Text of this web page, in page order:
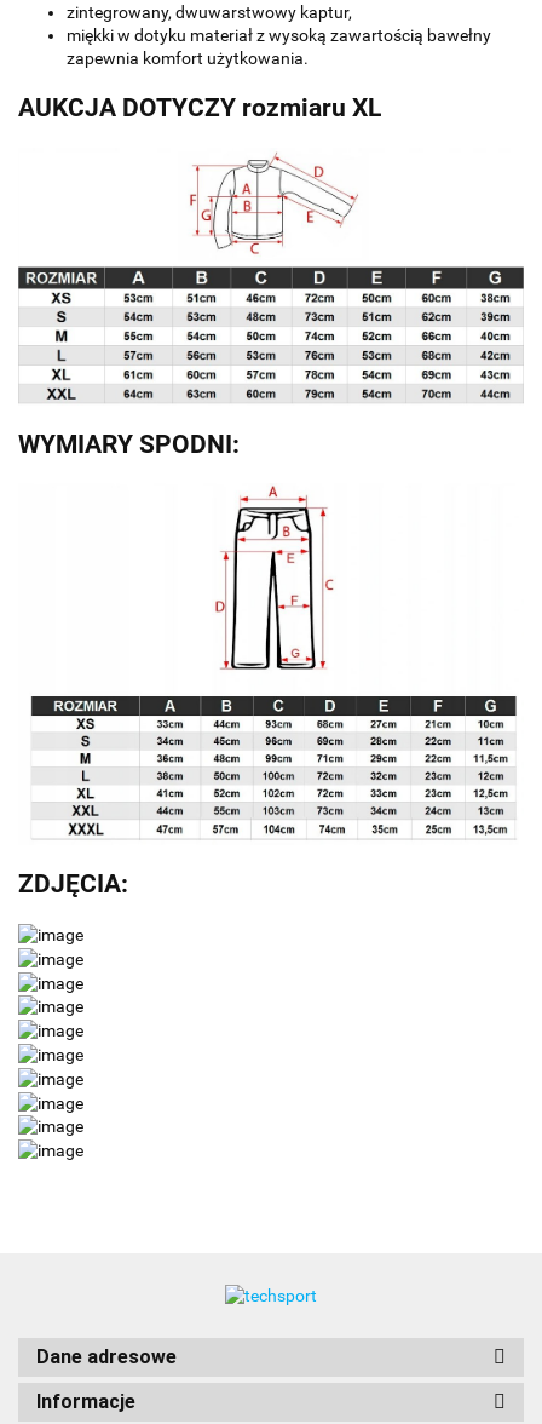
zintegrowany, dwuwarstwowy kaptur,
miękki w dotyku materiał z wysoką zawartością bawełny
zapewnia komfort użytkowania.
AUKCJA DOTYCZY rozmiaru XL
WYMIARY SPODNI:
ZDJĘCIA:
Dane adresowe
Informacje